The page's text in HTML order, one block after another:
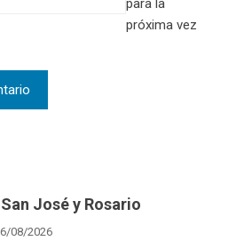
para la
próxima vez
San José y Rosario
08/2026